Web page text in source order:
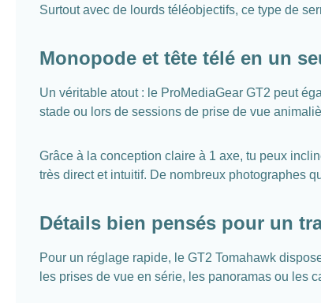
Surtout avec de lourds téléobjectifs, ce type de
Monopode et tête télé en un
Un véritable atout : le ProMediaGear GT2 peut
stade ou lors de sessions de prise de vue
Grâce à la conception claire à 1 axe, tu peux
très direct et intuitif. De nombreux photographes
Détails bien pensés pour un
Pour un réglage rapide, le GT2 Tomahawk
les prises de vue en série, les panoramas ou les